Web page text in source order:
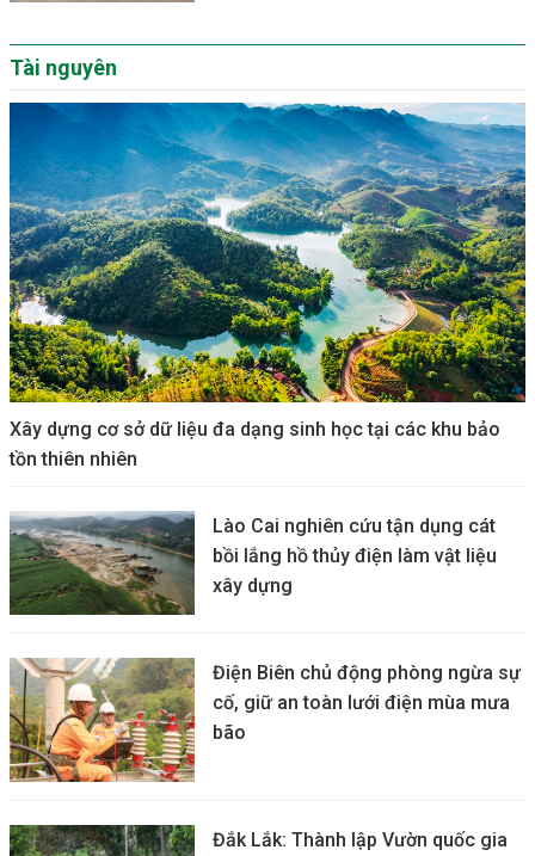
Tài nguyên
Xây dựng cơ sở dữ liệu đa dạng sinh học tại các khu bảo
tồn thiên nhiên
Lào Cai nghiên cứu tận dụng cát
bồi lắng hồ thủy điện làm vật liệu
xây dựng
Điện Biên chủ động phòng ngừa sự
cố, giữ an toàn lưới điện mùa mưa
bão
Đắk Lắk: Thành lập Vườn quốc gia